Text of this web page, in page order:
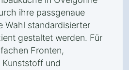
ihre passgenaue
Wahl standardisierter
gestaltet werden. Für
Fronten,
und